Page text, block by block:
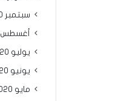
سبتمبر 2020
أغسطس 2020
يوليو 2020
يونيو 2020
مايو 2020